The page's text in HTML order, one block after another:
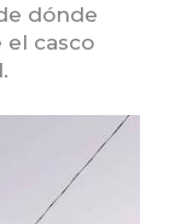
dónde
el casco